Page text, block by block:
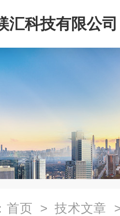
汇科技有限公司
首页 > 技术文章